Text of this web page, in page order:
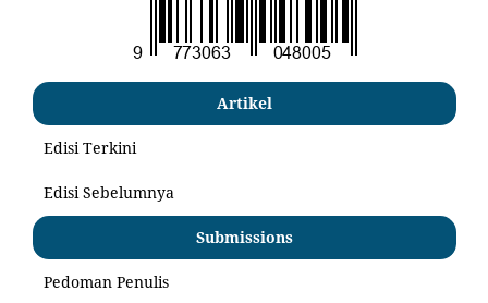
Artikel
Edisi Terkini
Edisi Sebelumnya
Submissions
Pedoman Penulis